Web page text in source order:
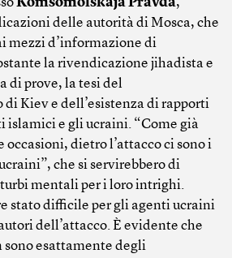
delle autorità di Mosca, che
mezzi d’informazione di
la rivendicazione jihadista e
di prove, la tesi del
Kiev e dell’esistenza di rapporti
islamici e gli ucraini. “Come già
occasioni, dietro l’attacco ci sono i
che si servirebbero di
mentali per i loro intrighi.
stato difficile per gli agenti ucraini
dell’attacco. È evidente che
sono esattamente degli